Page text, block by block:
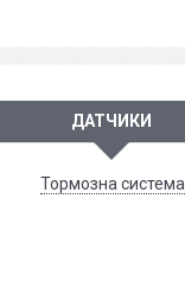
ДАТЧИКИ
Тормозна система